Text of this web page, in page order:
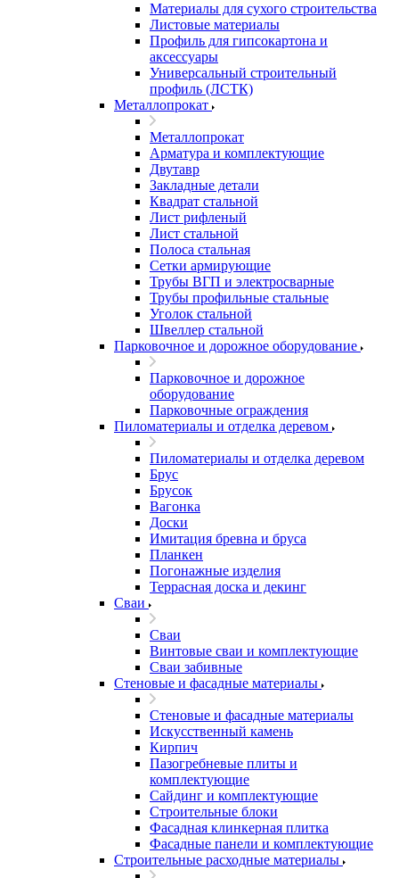
Материалы для сухого строительства
Листовые материалы
Профиль для гипсокартона и
аксессуары
Универсальный строительный
профиль (ЛСТК)
Металлопрокат
Металлопрокат
Арматура и комплектующие
Двутавр
Закладные детали
Квадрат стальной
Лист рифленый
Лист стальной
Полоса стальная
Сетки армирующие
Трубы ВГП и электросварные
Трубы профильные стальные
Уголок стальной
Швеллер стальной
Парковочное и дорожное оборудование
Парковочное и дорожное
оборудование
Парковочные ограждения
Пиломатериалы и отделка деревом
Пиломатериалы и отделка деревом
Брус
Брусок
Вагонка
Доски
Имитация бревна и бруса
Планкен
Погонажные изделия
Террасная доска и декинг
Сваи
Сваи
Винтовые сваи и комплектующие
Сваи забивные
Стеновые и фасадные материалы
Стеновые и фасадные материалы
Искусственный камень
Кирпич
Пазогребневые плиты и
комплектующие
Сайдинг и комплектующие
Строительные блоки
Фасадная клинкерная плитка
Фасадные панели и комплектующие
Строительные расходные материалы